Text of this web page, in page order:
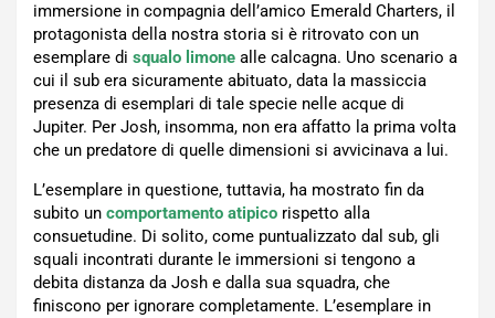
immersione in compagnia dell’amico Emerald Charters, il
protagonista della nostra storia si è ritrovato con un
esemplare di squalo limone alle calcagna. Uno scenario a
cui il sub era sicuramente abituato, data la massiccia
presenza di esemplari di tale specie nelle acque di
Jupiter. Per Josh, insomma, non era affatto la prima volta
che un predatore di quelle dimensioni si avvicinava a lui.
L’esemplare in questione, tuttavia, ha mostrato fin da
subito un comportamento atipico rispetto alla
consuetudine. Di solito, come puntualizzato dal sub, gli
squali incontrati durante le immersioni si tengono a
debita distanza da Josh e dalla sua squadra, che
finiscono per ignorare completamente. L’esemplare in